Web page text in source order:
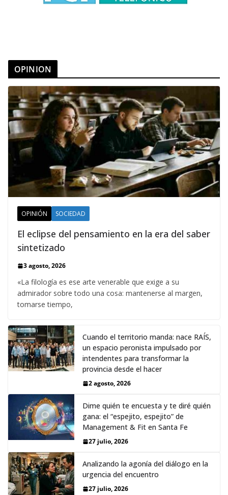
OPINION
OPINIÓN SOCIEDAD
El eclipse del pensamiento en la era del saber
sintetizado
3 agosto, 2026
«La filología es ese arte venerable que exige a su
admirador sobre todo una cosa: mantenerse al margen,
tomarse tiempo,
Cuando el territorio manda: nace RAÍS,
un espacio peronista impulsado por
intendentes para transformar la
provincia desde el hacer
2 agosto, 2026
Dime quién te encuesta y te diré quién
gana: el “espejito, espejito” de
Management & Fit en Santa Fe
27 julio, 2026
Analizando la agonía del diálogo en la
urgencia del encuentro
27 julio, 2026